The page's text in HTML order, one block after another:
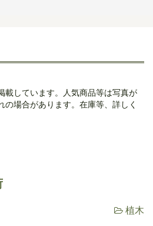
載しています。人気商品等は写真が
の場合があります。在庫等、詳しく
植木